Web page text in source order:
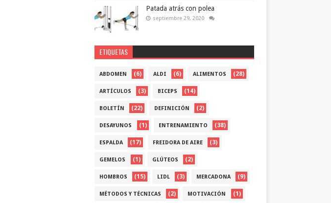
Patada atrás con polea
septiembre 29, 2020
ETIQUETAS
ABDOMEN (6) ALDI (6) ALIMENTOS (28)
ARTÍCULOS (3) BICEPS (14)
BOLETÍN (22) DEFINICIÓN (2)
DESAYUNOS (1) ENTRENAMIENTO (38)
ESPALDA (17) FREIDORA DE AIRE (3)
GEMELOS (1) GLÚTEOS (2)
HOMBROS (15) LIDL (3) MERCADONA (9)
MÉTODOS Y TÉCNICAS (2) MOTIVACIÓN (1)